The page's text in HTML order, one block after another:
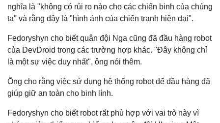
nghĩa là "không có rủi ro nào cho các chiến binh của chúng
ta" và rằng đây là "hình ảnh của chiến tranh hiện đại".
Fedoryshyn cho biết quân đội Nga cũng đã đầu hàng robot
của DevDroid trong các trường hợp khác. "Đây không chỉ
là một sự việc duy nhất", ông nói thêm.
Ông cho rằng việc sử dụng hệ thống robot để đầu hàng đã
giúp giữ an toàn cho binh lính.
Fedoryshyn cho biết robot rất phù hợp với vai trò này vì